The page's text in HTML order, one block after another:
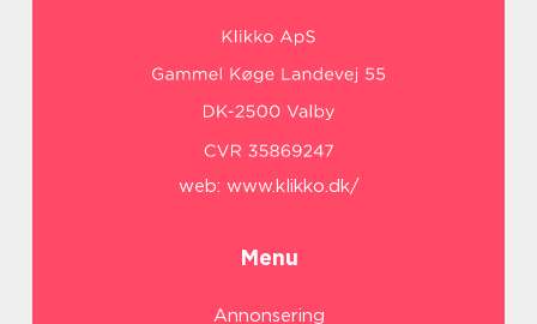
web: www.klikko.dk/
Menu
Annonsering